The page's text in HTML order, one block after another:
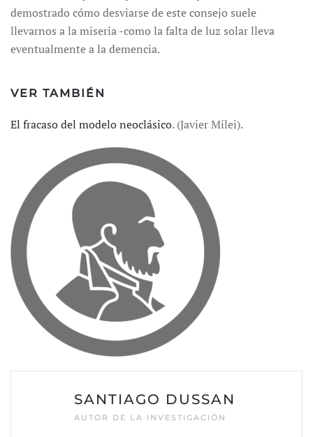
demostrado cómo desviarse de este consejo suele
llevarnos a la miseria -como la falta de luz solar lleva
eventualmente a la demencia.
VER TAMBIÉN
El fracaso del modelo neoclásico. (Javier Milei).
SANTIAGO DUSSAN
AUTOR DE LA INVESTIGACIÓN